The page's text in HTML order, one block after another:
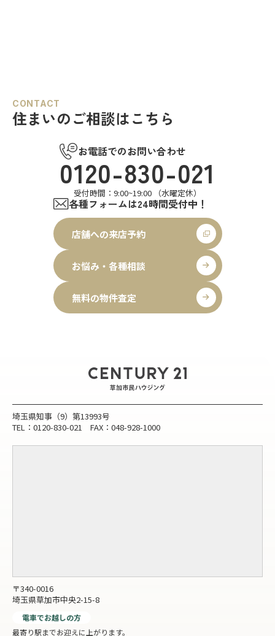
CONTACT
住まいのご相談はこちら
お電話でのお問い合わせ
0120-830-021
受付時間：9:00~19:00 （水曜定休）
各種フォームは24時間受付中！
店舗への来店予約
お悩み・各種相談
無料の物件査定
埼玉県知事（9）第13993号
TEL：0120-830-021 FAX：048-928-1000
〒340-0016
埼玉県草加市中央2-15-8
電車でお越しの方
最寄り駅までお迎えに上がります。